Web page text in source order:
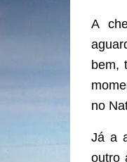
A
bem,
no
Já a
outro